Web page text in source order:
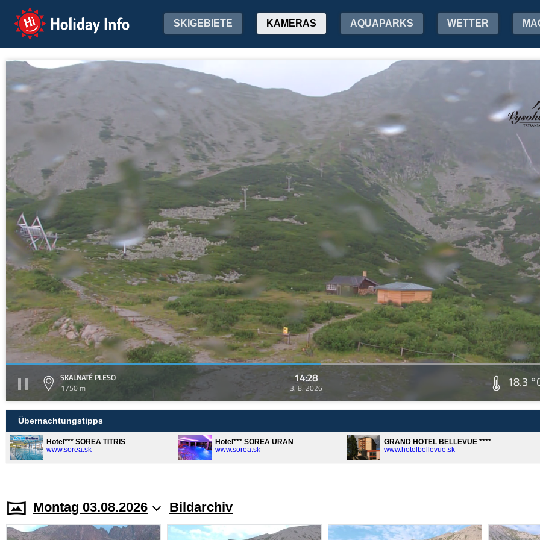
Holiday Info SKIGEBIETE KAMERAS AQUAPARKS WETTER
SKALNATÉ PLESO
1750 m
14:28
3. 8. 2026 18.3
Übernachtungstipps
Hotel*** SOREA TITRIS
www.sorea.sk
Hotel*** SOREA URÁN
www.sorea.sk
GRAND HOTEL BELLEVUE ****
www.hotelbellevue.sk
Montag 03.08.2026 Bildarchiv